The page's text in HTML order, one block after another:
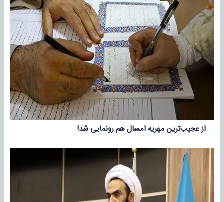
از عجیب‌ترین مهریه امسال هم رونمایی شد!